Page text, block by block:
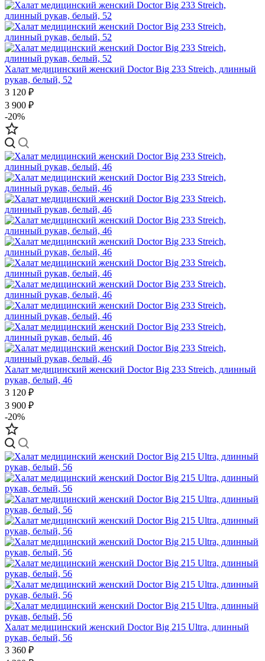
Халат медицинский женский Doctor Big 233 Streich, длинный
рукав, белый, 52
3 120 ₽
3 900 ₽
-20%
Халат медицинский женский Doctor Big 233 Streich, длинный
рукав, белый, 46
3 120 ₽
3 900 ₽
-20%
Халат медицинский женский Doctor Big 215 Ultra, длинный
рукав, белый, 56
3 360 ₽